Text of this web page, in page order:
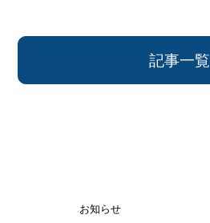
記事一覧
お知らせ